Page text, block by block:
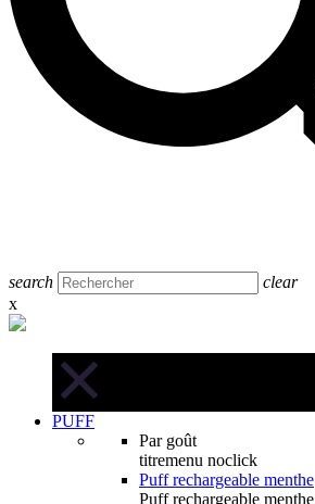
search
clear
x
PUFF
Par goût
titremenu noclick
Puff rechargeable menthe
Puff rechargeable menthe